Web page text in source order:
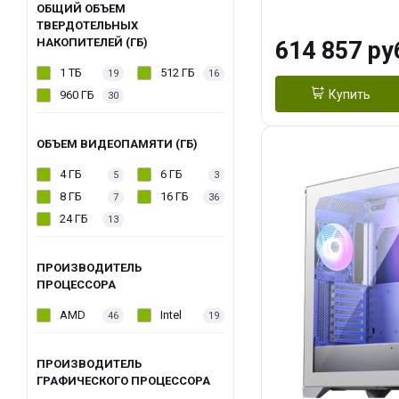
ОБЩИЙ ОБЪЕМ
ТВЕРДОТЕЛЬНЫХ
НАКОПИТЕЛЕЙ (ГБ)
1 ТБ 19 512 ГБ 16
960 ГБ 30
ОБЪЕМ ВИДЕОПАМЯТИ (ГБ)
4 ГБ 5 6 ГБ 3
8 ГБ 7 16 ГБ 36
24 ГБ 13
ПРОИЗВОДИТЕЛЬ
ПРОЦЕССОРА
AMD 46 Intel 19
ПРОИЗВОДИТЕЛЬ
ГРАФИЧЕСКОГО ПРОЦЕССОРА
Turbo/ 1 ТБ
614 857
Купить